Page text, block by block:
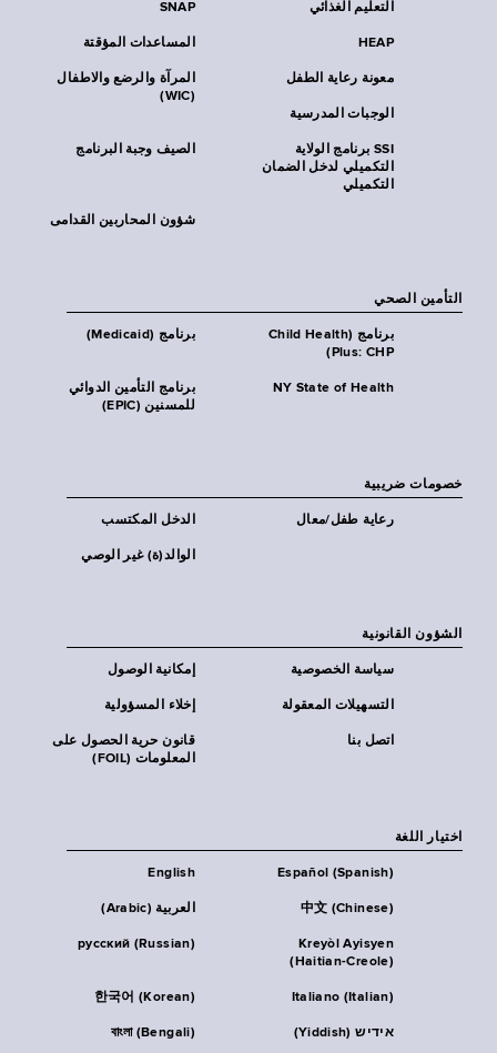
SNAP التعليم الغذائي
المساعدات المؤقتة HEAP
المرآة والرضع والاطفال
(WIC)
معونة رعاية الطفل
الوجبات المدرسية
الصيف وجبة البرنامج
SSI برنامج الولاية
التكميلي لدخل الضمان
التكميلي
شؤون المحاربين القدامى
التأمين الصحي
برنامج (Medicaid)
برنامج (Child Health
Plus: CHP)
برنامج التأمين الدوائي
للمسنين (EPIC)
NY State of Health
خصومات ضريبية
الدخل المكتسب رعاية طفل/معال
الوالد(ة) غير الوصي
الشؤون القانونية
إمكانية الوصول سياسة الخصوصية
إخلاء المسؤولية التسهيلات المعقولة
قانون حرية الحصول على
المعلومات (FOIL)
اتصل بنا
اختيار اللغة
English Español (Spanish)
العربية (Arabic) 中文 (Chinese)
русский (Russian)
Kreyòl Ayisyen
(Haitian-Creole)
한국어 (Korean) Italiano (Italian)
বাংলা (Bengali) אידיש (Yiddish)